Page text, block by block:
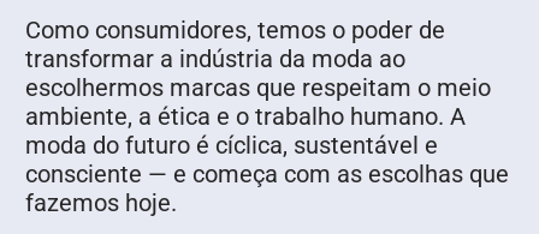
Como consumidores, temos o poder de
transformar a indústria da moda ao
escolhermos marcas que respeitam o meio
ambiente, a ética e o trabalho humano. A
moda do futuro é cíclica, sustentável e
consciente — e começa com as escolhas que
fazemos hoje.